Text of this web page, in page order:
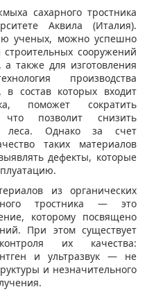
сахарного тростника
Аквила (Италия).
ученых, можно успешно
сооружений
также для изготовления
производства
в состав которых входит
поможет сократить
что позволит снизить
леса. Однако за счет
таких материалов
дефекты, которые
из органических
тростника — это
которому посвящено
При этом существует
их качества:
и ультразвук — не
и незначительного